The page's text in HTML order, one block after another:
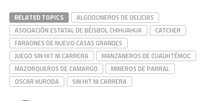
RELATED TOPICS
ALGODONEROS DE DELICIAS
ASOCIACIÓN ESTATAL DE BÉISBOL CHIHUAHUA
CATCHER
FARAONES DE NUEVO CASAS GRANDES
JUEGO SIN HIT NI CARRERA
MANZANEROS DE CUAUHTÉMOC
MAZORQUEROS DE CAMARGO
MINEROS DE PARRAL
OSCAR KURODA
SIN HIT NI CARRERA